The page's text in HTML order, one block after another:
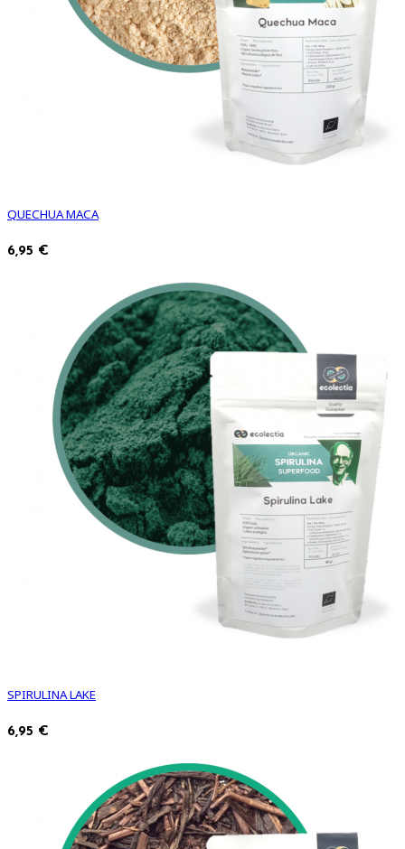
QUECHUA MACA
6,95 €
SPIRULINA LAKE
6,95 €